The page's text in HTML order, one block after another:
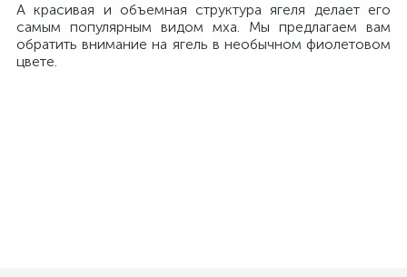
А красивая и объемная структура ягеля делает его
самым популярным видом мха. Мы предлагаем вам
обратить внимание на ягель в необычном фиолетовом
цвете.